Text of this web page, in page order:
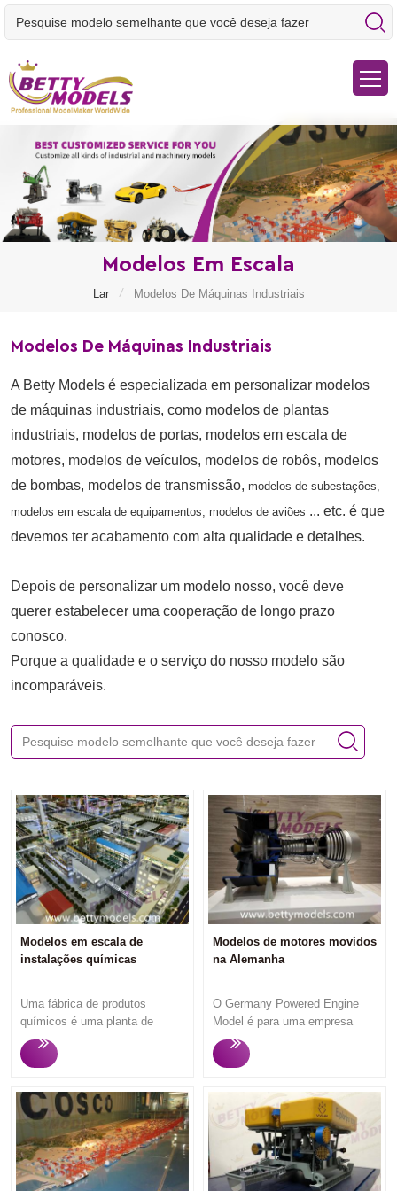
Modelos Em Escala
Lar / Modelos De Máquinas Industriais
Modelos De Máquinas Industriais
A Betty Models é especializada em personalizar modelos
de máquinas industriais, como modelos de plantas
industriais, modelos de portas, modelos em escala de
motores, modelos de veículos, modelos de robôs, modelos
de bombas, modelos de transmissão, modelos de subestações,
modelos em escala de equipamentos, modelos de aviões ... etc. é que
devemos ter acabamento com alta qualidade e detalhes.
Depois de personalizar um modelo nosso, você deve
querer estabelecer uma cooperação de longo prazo
conosco.
Porque a qualidade e o serviço do nosso modelo são
incomparáveis.
Modelos em escala de
instalações químicas
Uma fábrica de produtos
químicos é uma planta de
processo industrial que fabrica
(ou processa) produtos
grande escala. Este modelo em
escala de planta química é
personalizado para um grande
cliente de planta química. O
cliente reservou um grande
estande para mostrar esse
Modelos de motores movidos
na Alemanha
O Germany Powered Engine
Model é para uma empresa
alemã e participa de uma
exposição em Xangai. Este
não é apenas um modelo de
motor externo fácil, mas corta
algumas áreas para mostrar a
estrutura interna para ajudar os
clientes a entender onde estão
melhores do que outros